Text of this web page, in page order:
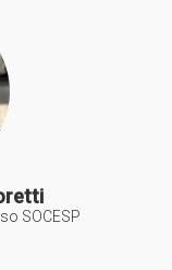
SOCESP